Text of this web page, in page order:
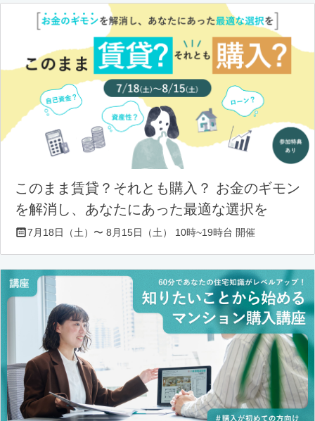
このまま賃貸？それとも購入？ お金のギモン
を解消し、あなたにあった最適な選択を
7月18日（土）〜 8月15日（土） 10時~19時台 開催